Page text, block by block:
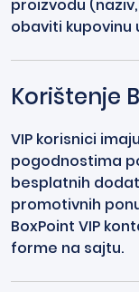
proizvodu
obaviti kupovinu
Korištenje
VIP korisnici
pogodnostima
besplatnih
promotivnih
BoxPoint VIP
forme na sajtu.